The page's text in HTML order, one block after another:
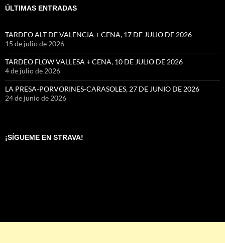
ÚLTIMAS ENTRADAS
TARDEO ALT DE VALENCIA + CENA, 17 DE JULIO DE 2026
15 de julio de 2026
TARDEO FLOW VALLESA + CENA, 10 DE JULIO DE 2026
4 de julio de 2026
LA PRESA-PORVORINES-CARASOLES, 27 DE JUNIO DE 2026
24 de junio de 2026
¡SÍGUEME EN STRAVA!